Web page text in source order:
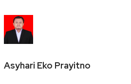
Asyhari Eko Prayitno